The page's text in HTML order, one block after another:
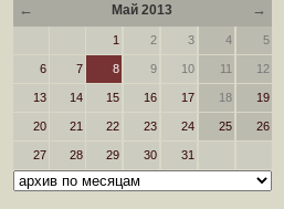
← Май 2013 →
1 2 3 4 5
6 7 8 9 10 11 12
13 14 15 16 17 18 19
20 21 22 23 24 25 26
27 28 29 30 31